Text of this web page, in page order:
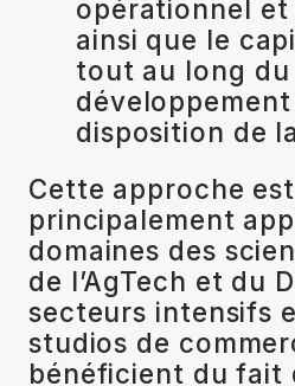
opérationnel
ainsi que le
tout au long du
disposition de
Cette approche est
principalement
domaines des
de l’AgTech et du
secteurs intensifs
studios de
bénéficient du fait